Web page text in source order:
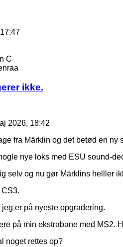
C
ikke.
2026, 18:42
fra Märklin og det betød en ny
nye loks med ESU sound-
selv og nu gør Märklins helller
er på nyeste opgradering.
på min ekstrabane med MS2.
noget rettes op?